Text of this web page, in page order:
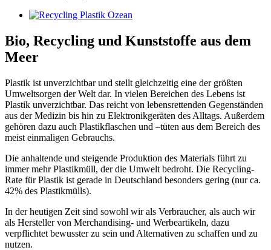
Zeige
Bild
Bio, Recycling und Kunststoffe aus dem
Meer
Plastik ist unverzichtbar und stellt gleichzeitig eine der größten
Umweltsorgen der Welt dar. In vielen Bereichen des Lebens ist
Plastik unverzichtbar. Das reicht von lebensrettenden Gegenständen
aus der Medizin bis hin zu Elektronikgeräten des Alltags. Außerdem
gehören dazu auch Plastikflaschen und –tüten aus dem Bereich des
meist einmaligen Gebrauchs.
Die anhaltende und steigende Produktion des Materials führt zu
immer mehr Plastikmüll, der die Umwelt bedroht. Die Recycling-
Rate für Plastik ist gerade in Deutschland besonders gering (nur ca.
42% des Plastikmülls).
In der heutigen Zeit sind sowohl wir als Verbraucher, als auch wir
als Hersteller von Merchandising- und Werbeartikeln, dazu
verpflichtet bewusster zu sein und Alternativen zu schaffen und zu
nutzen.